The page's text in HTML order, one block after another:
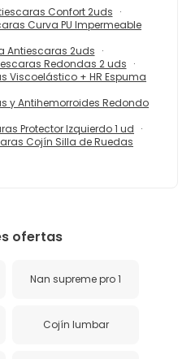
Confort 2uds
Curva PU Impermeable
Antiescaras 2uds
Redondas 2 uds
Viscoelástico + HR Espuma
y Antihemorroides Redondo
Protector Izquierdo 1 ud
Cojín Silla de Ruedas
ofertas
Nan supreme pro 1
Cojín lumbar